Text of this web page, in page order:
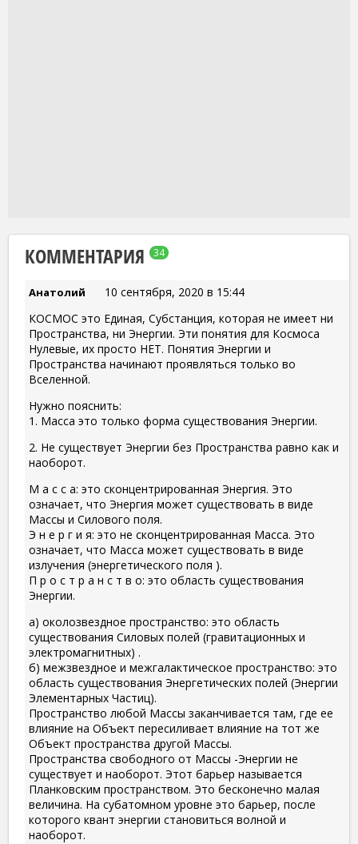
КОММЕНТАРИЯ 34
Анатолий
10 сентября, 2020 в 15:44
КОСМОС это Единая, Субстанция, которая не имеет ни
Пространства, ни Энергии. Эти понятия для Космоса
Нулевые, их просто НЕТ. Понятия Энергии и
Пространства начинают проявляться только во
Вселенной.
Нужно пояснить:
1. Масса это только форма существования Энергии.
2. Не существует Энергии без Пространства равно как и
наоборот.
М а с с а: это сконцентрированная Энергия. Это
означает, что Энергия может существовать в виде
Массы и Силового поля.
Э н е р г и я: это не сконцентрированная Масса. Это
означает, что Масса может существовать в виде
излучения (энергетического поля ).
П р о с т р а н с т в о: это область существования
Энергии.
а) околозвездное пространство: это область
существования Силовых полей (гравитационных и
электромагнитных) .
б) межзвездное и межгалактическое пространство: это
область существования Энергетических полей (Энергии
Элементарных Частиц).
Пространство любой Массы заканчивается там, где ее
влияние на Объект пересиливает влияние на тот же
Объект пространства другой Массы.
Пространства свободного от Массы -Энергии не
существует и наоборот. Этот барьер называется
Планковским пространством. Это бесконечно малая
величина. На субатомном уровне это барьер, после
которого квант энергии становиться волной и
наоборот.